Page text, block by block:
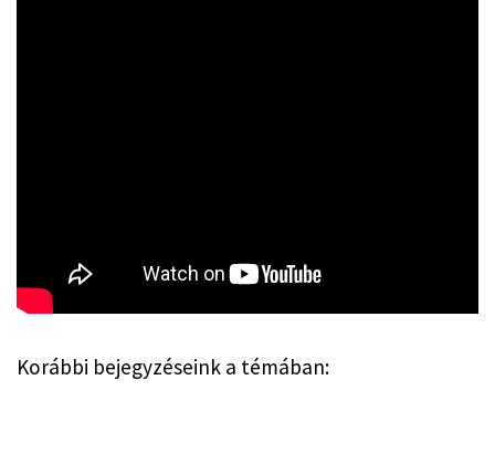
Korábbi bejegyzéseink a témában: